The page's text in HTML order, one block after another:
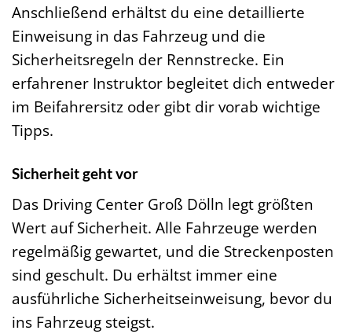
Anschließend erhältst du eine detaillierte
Einweisung in das Fahrzeug und die
Sicherheitsregeln der Rennstrecke. Ein
erfahrener Instruktor begleitet dich entweder
im Beifahrersitz oder gibt dir vorab wichtige
Tipps.
Sicherheit geht vor
Das Driving Center Groß Dölln legt größten
Wert auf Sicherheit. Alle Fahrzeuge werden
regelmäßig gewartet, und die Streckenposten
sind geschult. Du erhältst immer eine
ausführliche Sicherheitseinweisung, bevor du
ins Fahrzeug steigst.